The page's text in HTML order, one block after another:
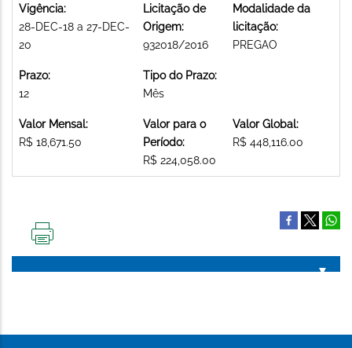
Vigência:
28-DEC-18 a 27-DEC-
20
Licitação de
Origem:
932018/2016
Modalidade da
licitação:
PREGAO
Prazo:
12
Tipo do Prazo:
Mês
Valor Mensal:
R$ 18,671.50
Valor para o
Período:
R$ 224,058.00
Valor Global:
R$ 448,116.00
PÁGINA